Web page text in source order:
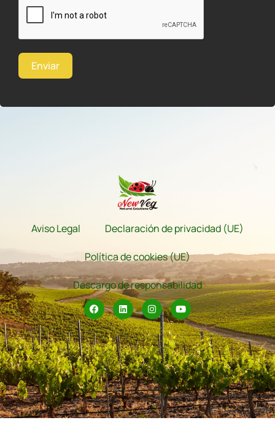
Enviar
Aviso Legal Declaración de privacidad (UE)
Política de cookies (UE)
Descargo de responsabilidad